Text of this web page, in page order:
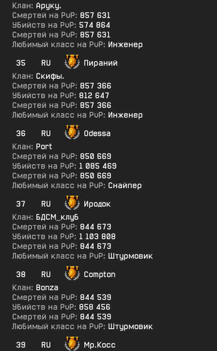
Клан: Аруку.
Смертей на PvP: 857 631
Убийств на PvP: 574 864
Смертей на PvP: 857 631
Любимый класс на PvP: Инженер
35
RU
Пираний
Клан: Скифы.
Смертей на PvP: 857 366
Убийств на PvP: 812 647
Смертей на PvP: 857 366
Любимый класс на PvP: Инженер
36
RU
Odessa
Клан: Port
Смертей на PvP: 850 669
Убийств на PvP: 1 085 469
Смертей на PvP: 850 669
Любимый класс на PvP: Снайпер
37
RU
Иродок
Клан: БДСМ_клуб
Смертей на PvP: 844 673
Убийств на PvP: 1 103 808
Смертей на PvP: 844 673
Любимый класс на PvP: Штурмовик
38
RU
Compton
Клан: Bonza
Смертей на PvP: 844 539
Убийств на PvP: 858 456
Смертей на PvP: 844 539
Любимый класс на PvP: Штурмовик
39
RU
Мр.Косс